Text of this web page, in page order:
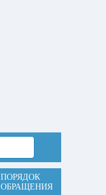
ПОРЯДОК
ОБРАЩЕНИЯ